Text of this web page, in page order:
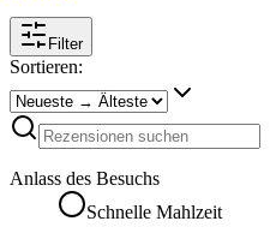
Filter
Sortieren:
Anlass des Besuchs
Schnelle Mahlzeit